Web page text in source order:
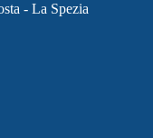
- La Spezia